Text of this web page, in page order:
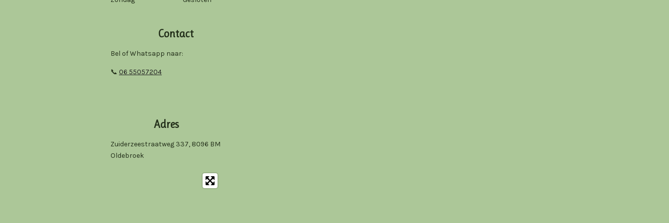
Contact
Bel of Whatsapp naar:
📞 06 55057204
Adres
Zuiderzeestraatweg 337, 8096 BM
Oldebroek